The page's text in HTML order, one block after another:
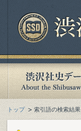
トップ 索引語の検索結果